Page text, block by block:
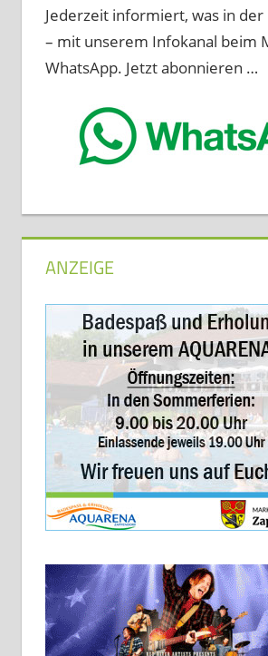
Jederzeit informiert, was in der
– mit unserem Infokanal beim
WhatsApp. Jetzt abonnieren …
ANZEIGE